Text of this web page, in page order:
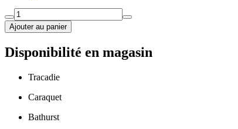
Ajouter au panier
Disponibilité en magasin
Tracadie
Caraquet
Bathurst